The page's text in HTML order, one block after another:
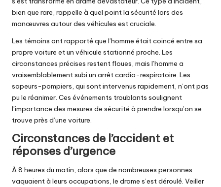
bien que rare, rappelle à quel point la sécurité lors des
manœuvres autour des véhicules est cruciale.
Les témoins ont rapporté que l’homme était coincé entre sa
propre voiture et un véhicule stationné proche. Les
circonstances précises restent floues, mais l’homme a
vraisemblablement subi un arrêt cardio-respiratoire. Les
sapeurs-pompiers, qui sont intervenus rapidement, n’ont pas
pu le réanimer. Ces événements troublants soulignent
l’importance des mesures de sécurité à prendre lorsqu’on se
trouve près d’une voiture.
Circonstances de l’accident et
réponses d’urgence
À 8 heures du matin, alors que de nombreuses personnes
vaquaient à leurs occupations, le drame s’est déroulé. Veiller